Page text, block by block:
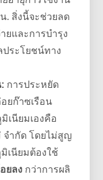
. สิ่งนี้จะช่วยลด
ยและการบำรุง
ประโยชน์ทาง
การประหยัด
ยก๊าซเรือน
เนียมเองคือ
จำกัด โดยไม่สูญ
เนียมต้องใช้
ยลง กว่าการผลิ